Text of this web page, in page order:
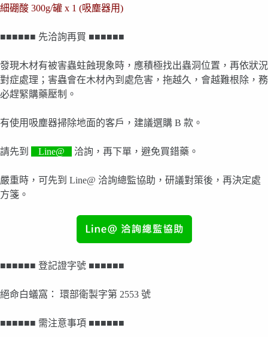
細硼酸 300g/罐 x 1 (吸塵器用)
■■■■■■ 先洽詢再買 ■■■■■■
發現木材有被害蟲蛀蝕現象時，應積極找出蟲洞位置，再依狀況
對症處理；害蟲會在木材內到處危害，拖越久，會越難根除，務
必趕緊購藥壓制。
有使用吸塵器掃除地面的客戶，建議選購 B 款。
請先到 Line@ 洽詢，再下單，避免買錯藥。
嚴重時，可先到 Line@ 洽詢總監協助，研議對策後，再決定處
方箋。
■■■■■■ 登記證字號 ■■■■■■
絕命白蟻窩： 環部衛製字第 2553 號
■■■■■■ 需注意事項 ■■■■■■